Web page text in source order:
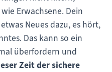
Erwachsene. Dein
Neues dazu, es hört,
Das kann so ein
überfordern und
Zeit der sichere